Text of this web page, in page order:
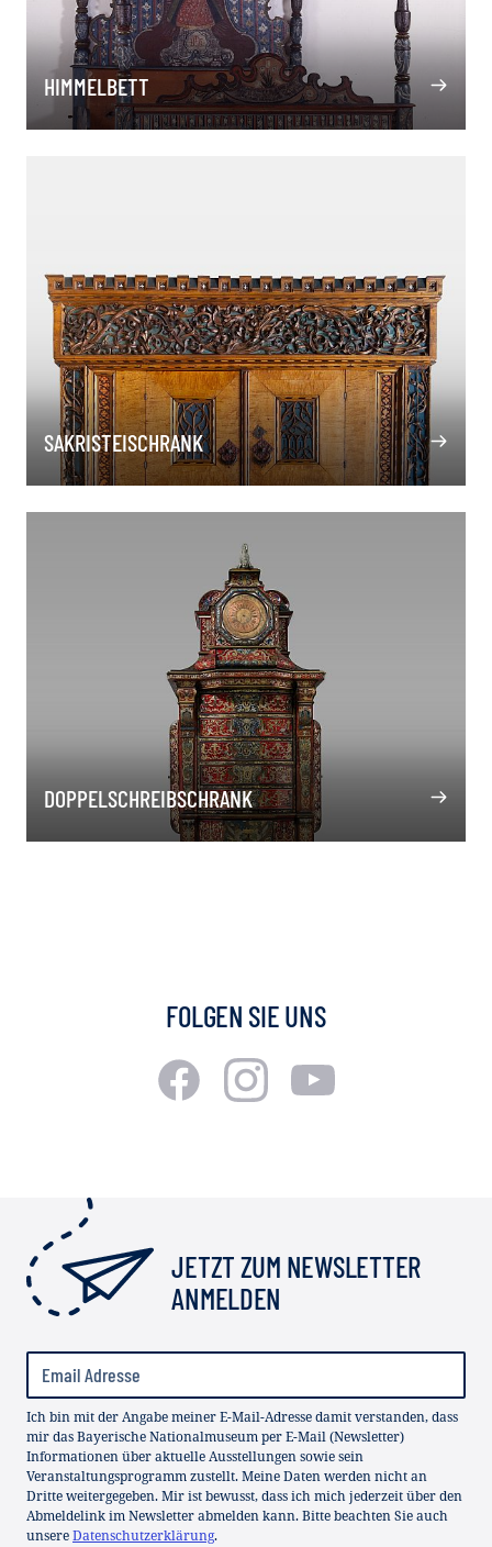
HIMMELBETT
SAKRISTEISCHRANK
DOPPELSCHREIBSCHRANK
FOLGEN SIE UNS
JETZT ZUM NEWSLETTER
ANMELDEN
Ich bin mit der Angabe meiner E-Mail-Adresse damit verstanden, dass
mir das Bayerische Nationalmuseum per E-Mail (Newsletter)
Informationen über aktuelle Ausstellungen sowie sein
Veranstaltungsprogramm zustellt. Meine Daten werden nicht an
Dritte weitergegeben. Mir ist bewusst, dass ich mich jederzeit über den
Abmeldelink im Newsletter abmelden kann. Bitte beachten Sie auch
unsereDatenschutzerklärung.